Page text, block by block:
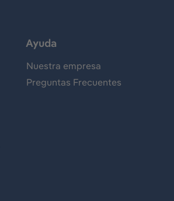
Ayuda
Nuestra empresa
Preguntas Frecuentes